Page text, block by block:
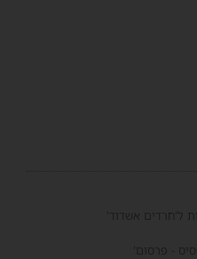
אשדוד'
פרסום'